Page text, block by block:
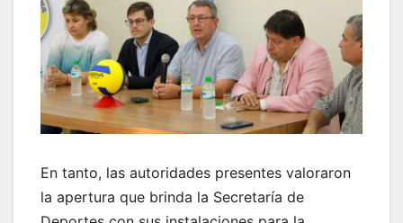
En tanto, las autoridades presentes valoraron
la apertura que brinda la Secretaría de